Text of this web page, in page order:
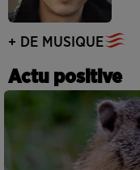
+ DE MUSIQUE
Actu positive